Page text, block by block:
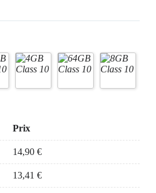
Prix
14,90 €
13,41 €